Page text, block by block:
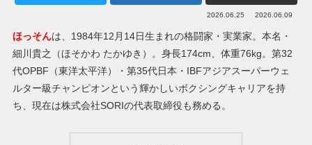
2026.06.25 2026.06.09
ほっそんは、1984年12月14日生まれの格闘家・実業家。本名・
細川貴之（ほそかわ たかゆき）。身長174cm、体重76kg。第32
代OPBF（東洋太平洋）・第35代日本・IBFアジアスーパーウェ
ルター級チャンピオンという輝かしいボクシングキャリアを持
ち、現在は株式会社SORIの代表取締役も務める。